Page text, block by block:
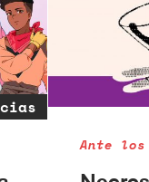
Ante